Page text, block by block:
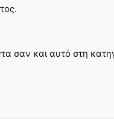
σαν και αυτό στη